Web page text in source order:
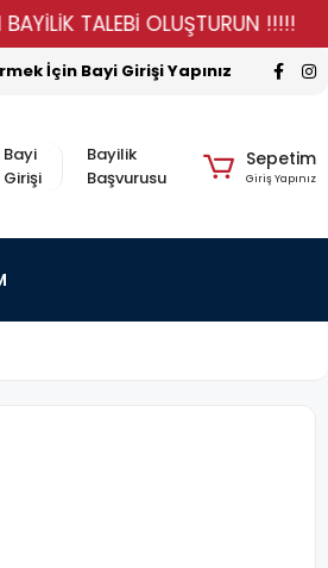
TALEBİ OLUŞTURUN !!!!!
İçin Bayi Girişi Yapınız
Bayi
Girişi
Bayilik
Başvurusu
Sepetim
Giriş Yapınız